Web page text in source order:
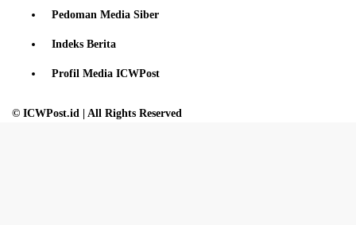
Pedoman Media Siber
Indeks Berita
Profil Media ICWPost
© ICWPost.id | All Rights Reserved